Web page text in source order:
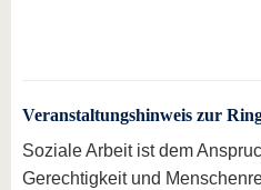
Veranstaltungshinweis zur
Soziale Arbeit ist dem
Gerechtigkeit und